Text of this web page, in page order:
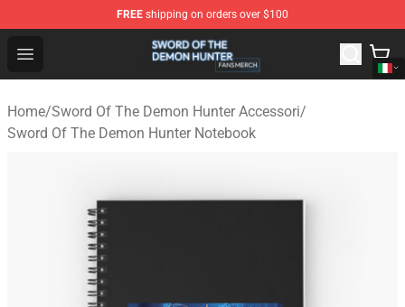
FREE shipping on orders over $100
Open menu
Sword Of The Demon Hunter Shop - Official Sword Of
Home/Sword Of The Demon Hunter Accessori/
Sword Of The Demon Hunter Notebook